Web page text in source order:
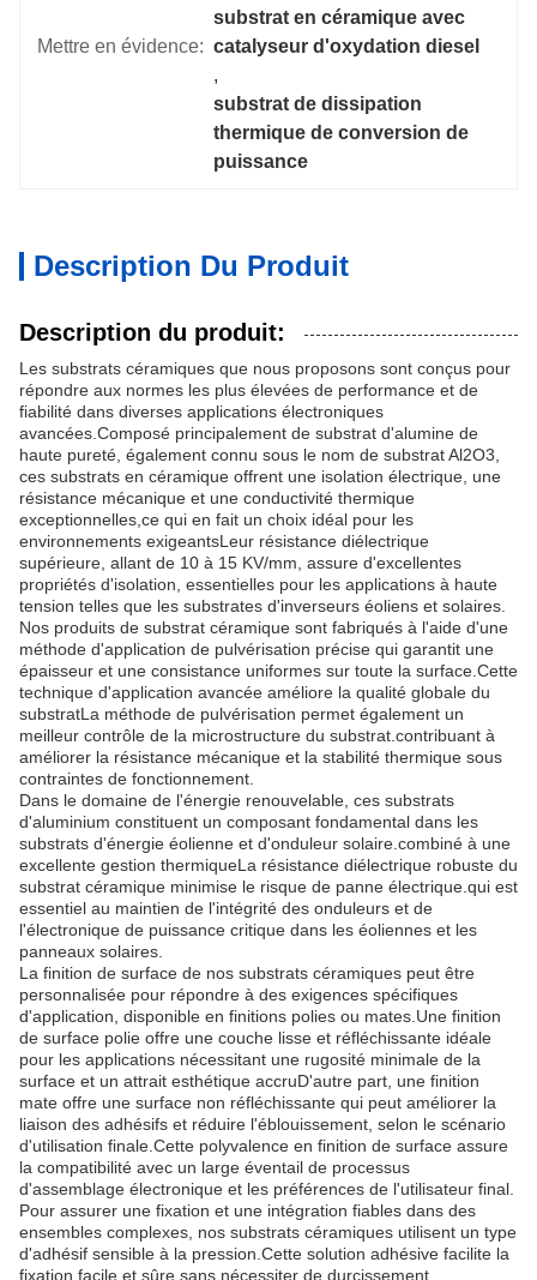
Mettre en évidence:
substrat en céramique avec
catalyseur d'oxydation diesel
,
substrat de dissipation
thermique de conversion de
puissance
Description Du Produit
Description du produit:
Les substrats céramiques que nous proposons sont conçus pour
répondre aux normes les plus élevées de performance et de
fiabilité dans diverses applications électroniques
avancées.Composé principalement de substrat d'alumine de
haute pureté, également connu sous le nom de substrat Al2O3,
ces substrats en céramique offrent une isolation électrique, une
résistance mécanique et une conductivité thermique
exceptionnelles,ce qui en fait un choix idéal pour les
environnements exigeantsLeur résistance diélectrique
supérieure, allant de 10 à 15 KV/mm, assure d'excellentes
propriétés d'isolation, essentielles pour les applications à haute
tension telles que les substrates d'inverseurs éoliens et solaires.
Nos produits de substrat céramique sont fabriqués à l'aide d'une
méthode d'application de pulvérisation précise qui garantit une
épaisseur et une consistance uniformes sur toute la surface.Cette
technique d'application avancée améliore la qualité globale du
substratLa méthode de pulvérisation permet également un
meilleur contrôle de la microstructure du substrat.contribuant à
améliorer la résistance mécanique et la stabilité thermique sous
contraintes de fonctionnement.
Dans le domaine de l'énergie renouvelable, ces substrats
d'aluminium constituent un composant fondamental dans les
substrats d'énergie éolienne et d'onduleur solaire.combiné à une
excellente gestion thermiqueLa résistance diélectrique robuste du
substrat céramique minimise le risque de panne électrique.qui est
essentiel au maintien de l'intégrité des onduleurs et de
l'électronique de puissance critique dans les éoliennes et les
panneaux solaires.
La finition de surface de nos substrats céramiques peut être
personnalisée pour répondre à des exigences spécifiques
d'application, disponible en finitions polies ou mates.Une finition
de surface polie offre une couche lisse et réfléchissante idéale
pour les applications nécessitant une rugosité minimale de la
surface et un attrait esthétique accruD'autre part, une finition
mate offre une surface non réfléchissante qui peut améliorer la
liaison des adhésifs et réduire l'éblouissement, selon le scénario
d'utilisation finale.Cette polyvalence en finition de surface assure
la compatibilité avec un large éventail de processus
d'assemblage électronique et les préférences de l'utilisateur final.
Pour assurer une fixation et une intégration fiables dans des
ensembles complexes, nos substrats céramiques utilisent un type
d'adhésif sensible à la pression.Cette solution adhésive facilite la
fixation facile et sûre sans nécessiter de durcissement